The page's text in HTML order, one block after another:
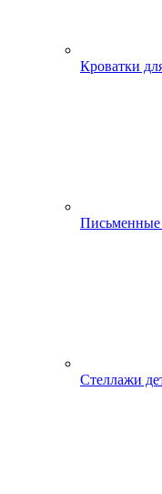
Кроватки
Письменные
Стеллажи